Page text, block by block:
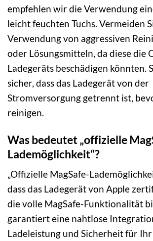
empfehlen wir die Verwendung
leicht feuchten Tuchs. Vermeiden
Verwendung von aggressiven
oder Lösungsmitteln, da diese die
Ladegeräts beschädigen könnten.
sicher, dass das Ladegerät von der
Stromversorgung getrennt ist,
reinigen.
Was bedeutet „offizielle
Lademöglichkeit“?
„Offizielle MagSafe-
dass das Ladegerät von Apple
die volle MagSafe-Funktionalität
garantiert eine nahtlose
Ladeleistung und Sicherheit für Ihr